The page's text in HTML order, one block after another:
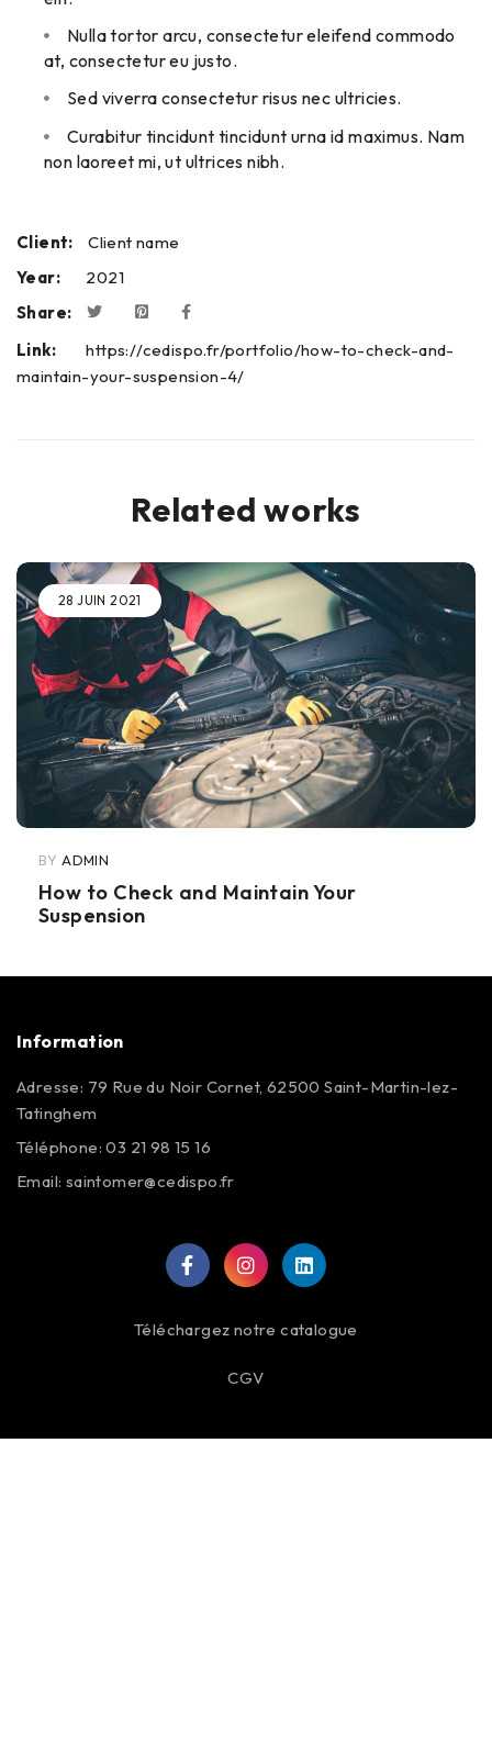
Nulla tortor arcu, consectetur eleifend commodo
at, consectetur eu justo.
Sed viverra consectetur risus nec ultricies.
Curabitur tincidunt tincidunt urna id maximus. Nam
non laoreet mi, ut ultrices nibh.
Client:
Client name
Year:
2021
Share:
Link:
https://cedispo.fr/portfolio/how-to-check-and-
maintain-your-suspension-4/
Related works
28 JUIN 2021
BY ADMIN
How to Check and Maintain Your
Suspension
Information
Adresse: 79 Rue du Noir Cornet, 62500 Saint-Martin-lez-
Tatinghem
Téléphone: 03 21 98 15 16
Email: saintomer@cedispo.fr
Téléchargez notre catalogue
CGV